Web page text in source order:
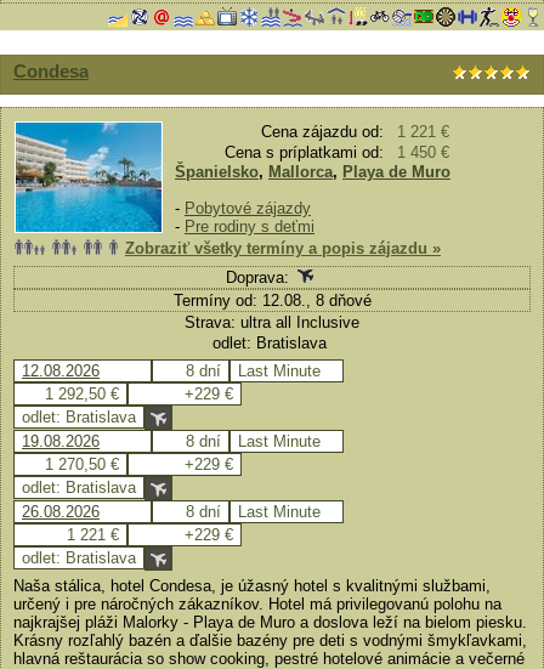
Condesa
Cena zájazdu od:
1 221 €
Cena s príplatkami od:
1 450 €
Španielsko, Mallorca, Playa de Muro
- Pobytové zájazdy
- Pre rodiny s deťmi
Zobraziť všetky termíny a popis zájazdu »
Doprava:
Termíny od: 12.08., 8 dňové
Strava: ultra all Inclusive
odlet: Bratislava
12.08.2026
8 dní
Last Minute
1 292,50 €
+229 €
odlet: Bratislava
19.08.2026
8 dní
Last Minute
1 270,50 €
+229 €
odlet: Bratislava
26.08.2026
8 dní
Last Minute
1 221 €
+229 €
odlet: Bratislava
Naša stálica, hotel Condesa, je úžasný hotel s kvalitnými službami,
určený i pre náročných zákazníkov. Hotel má privilegovanú polohu na
najkrajšej pláži Malorky - Playa de Muro a doslova leží na bielom piesku.
Krásny rozľahlý bazén a ďalšie bazény pre deti s vodnými šmykľavkami,
hlavná reštaurácia so show cooking, pestré hotelové animácie a večerné